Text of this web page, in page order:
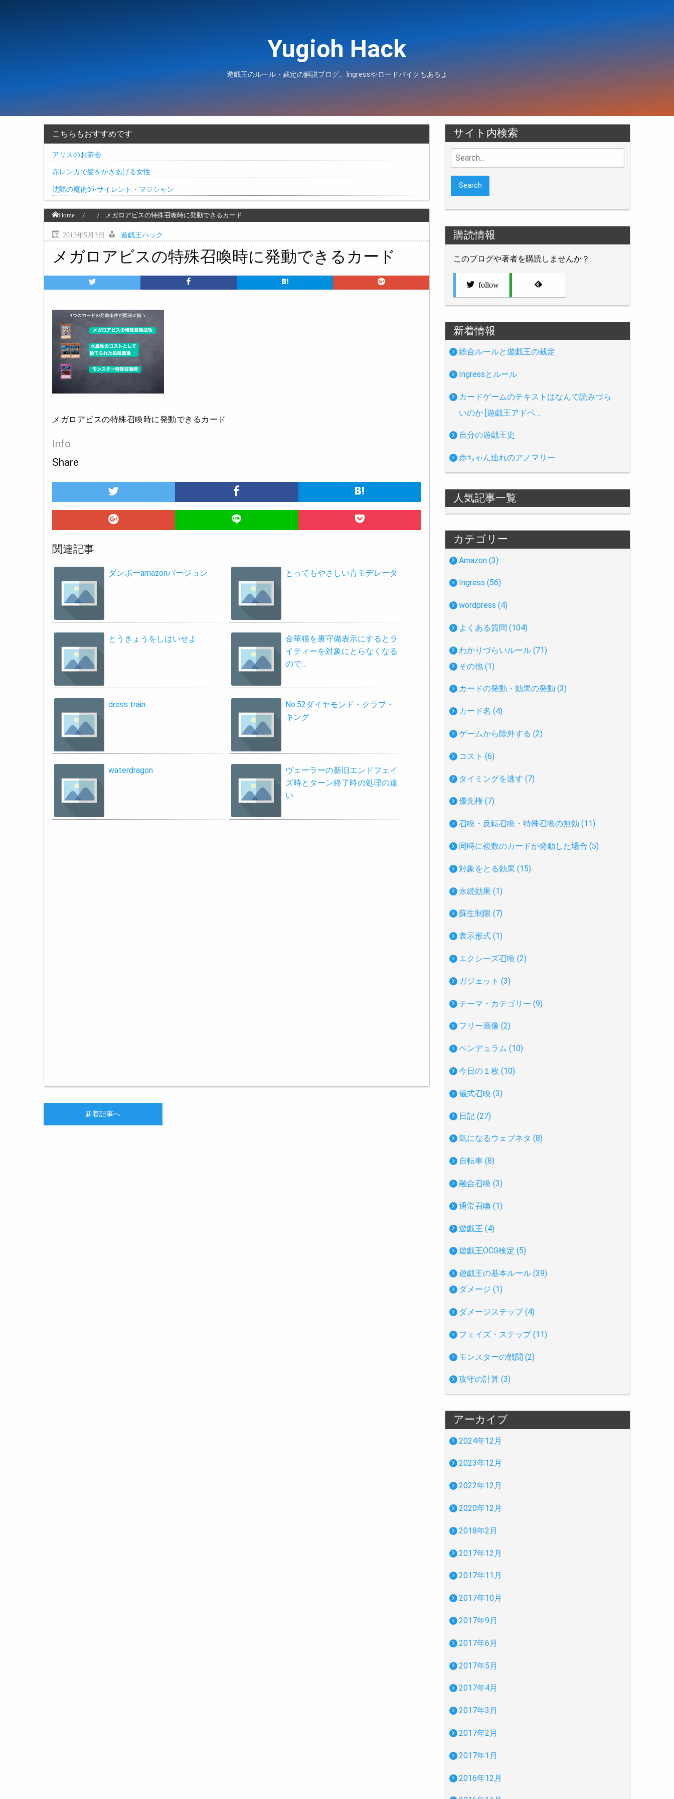
Yugioh Hack
遊戯王のルール・裁定の解説ブログ。Ingressやロードバイクもあるよ
こちらもおすすめです
アリスのお茶会
赤レンガで髪をかきあげる女性
沈黙の魔術師-サイレント・マジシャン
Home メガロアビスの特殊召喚時に発動できるカード
2013年5月3日 : 遊戯王ハック
メガロアビスの特殊召喚時に発動できるカード
メガロアビスの特殊召喚時に発動できるカード
Info
Share
関連記事
ダンボーamazonバージョン とってもやさしい青モデレータ
とうきょうをしはいせよ
金華猫を裏守備表示にするとラ
イティーを対象にとらなくなる
ので…
dress train
No.52ダイヤモンド・クラブ・
キング
waterdragon
ヴェーラーの新旧エンドフェイ
ズ時とターン終了時の処理の違
い
新着記事へ
サイト内検索
Search
for:
購読情報
このブログや著者を購読しませんか？
follow
新着情報
総合ルールと遊戯王の裁定
Ingressとルール
カードゲームのテキストはなんで読みづら
いのか [遊戯王アドベ…
自分の遊戯王史
赤ちゃん連れのアノマリー
人気記事一覧
カテゴリー
Amazon (3)
Ingress (56)
wordpress (4)
よくある質問 (104)
わかりづらいルール (71)
その他 (1)
カードの発動・効果の発動 (3)
カード名 (4)
ゲームから除外する (2)
コスト (6)
タイミングを逃す (7)
優先権 (7)
召喚・反転召喚・特殊召喚の無効 (11)
同時に複数のカードが発動した場合 (5)
対象をとる効果 (15)
永続効果 (1)
蘇生制限 (7)
表示形式 (1)
エクシーズ召喚 (2)
ガジェット (3)
テーマ・カテゴリー (9)
フリー画像 (2)
ペンデュラム (10)
今日の１枚 (10)
儀式召喚 (3)
日記 (27)
気になるウェブネタ (8)
自転車 (8)
融合召喚 (3)
通常召喚 (1)
遊戯王 (4)
遊戯王OCG検定 (5)
遊戯王の基本ルール (39)
ダメージ (1)
ダメージステップ (4)
フェイズ・ステップ (11)
モンスターの戦闘 (2)
攻守の計算 (3)
アーカイブ
2024年12月
2023年12月
2022年12月
2020年12月
2018年2月
2017年12月
2017年11月
2017年10月
2017年9月
2017年6月
2017年5月
2017年4月
2017年3月
2017年2月
2017年1月
2016年12月